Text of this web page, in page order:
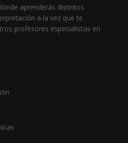
aprenderás distintos
a la vez que te
profesores especialistas en